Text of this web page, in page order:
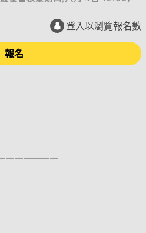
登入以瀏覽報名數
報名